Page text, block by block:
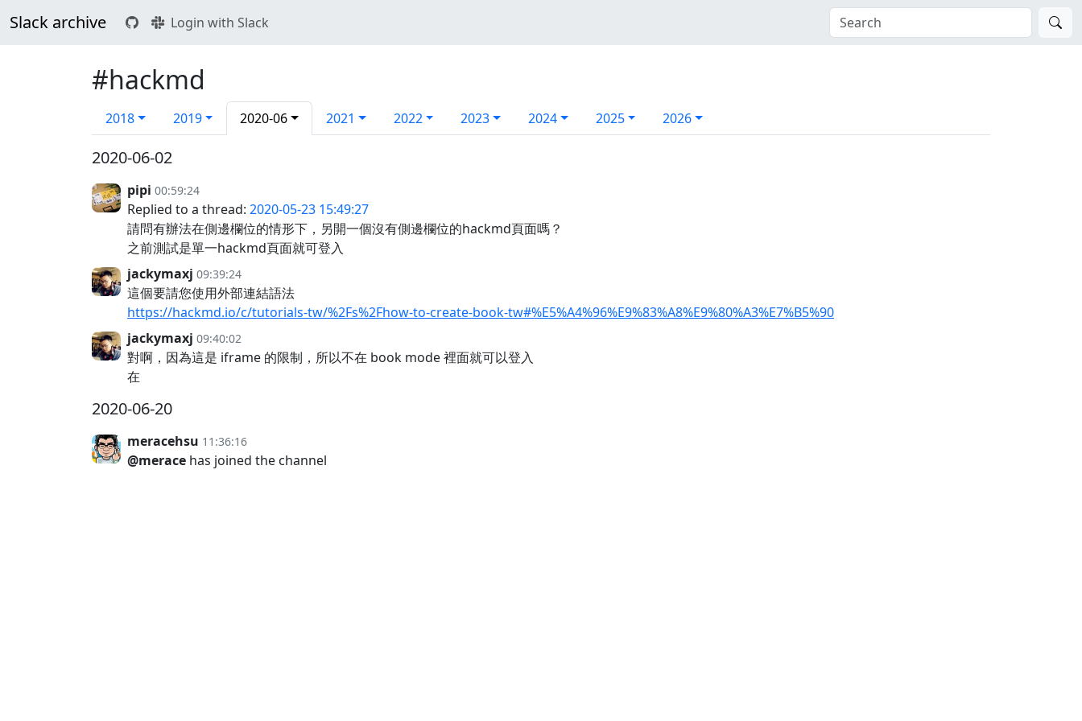
Slack archive Login with Slack
#hackmd
2018 2019 2020-06 2021 2022 2023 2024 2025 2026
2020-06-02
pipi 00:59:24
Replied to a thread: 2020-05-23 15:49:27
請問有辦法在側邊欄位的情形下，另開一個沒有側邊欄位的hackmd頁面嗎？
之前測試是單一hackmd頁面就可登入
jackymaxj 09:39:24
這個要請您使用外部連結語法
https://hackmd.io/c/tutorials-tw/%2Fs%2Fhow-to-create-book-tw#%E5%A4%96%E9%83%A8%E9%80%A3%E7%B5%90
jackymaxj 09:40:02
對啊，因為這是 iframe 的限制，所以不在 book mode 裡面就可以登入
在
2020-06-20
meracehsu 11:36:16
@merace has joined the channel